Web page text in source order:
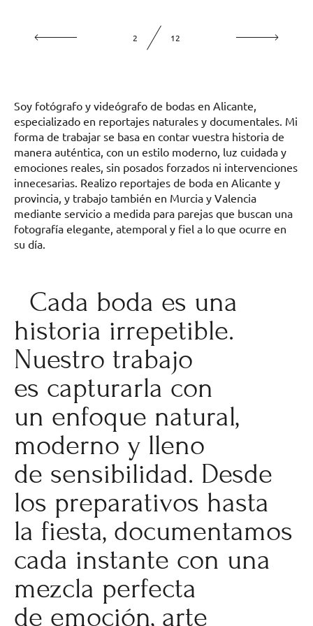
2 12
Soy fotógrafo y videógrafo de bodas en Alicante,
especializado en reportajes naturales y documentales. Mi
forma de trabajar se basa en contar vuestra historia de
manera auténtica, con un estilo moderno, luz cuidada y
emociones reales, sin posados forzados ni intervenciones
innecesarias. Realizo reportajes de boda en Alicante y
provincia, y trabajo también en Murcia y Valencia
mediante servicio a medida para parejas que buscan una
fotografía elegante, atemporal y fiel a lo que ocurre en
su día.
Cada boda es una
historia irrepetible.
Nuestro trabajo
es capturarla con
un enfoque natural,
moderno y lleno
de sensibilidad. Desde
los preparativos hasta
la fiesta, documentamos
cada instante con una
mezcla perfecta
de emoción, arte